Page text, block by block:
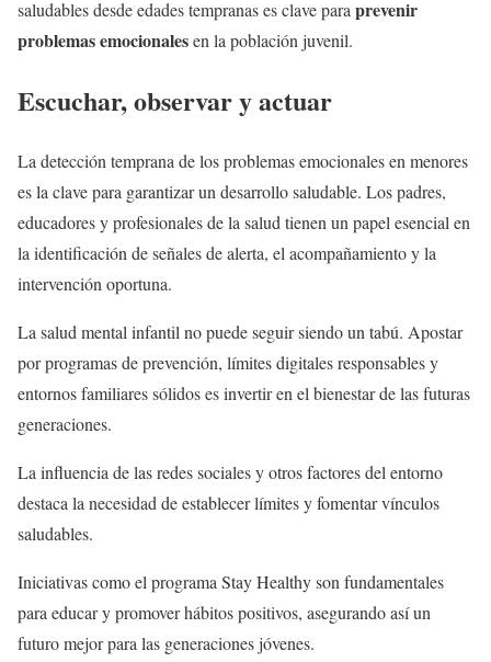
saludables desde edades tempranas es clave para prevenir
problemas emocionalesen la población juvenil.
Escuchar, observar y actuar
La detección temprana de los problemas emocionales en menores
es la clave para garantizar un desarrollo saludable. Los padres,
educadores y profesionales de la salud tienen un papel esencial en
la identificación de señales de alerta, el acompañamiento y la
intervención oportuna.
La salud mental infantil no puede seguir siendo un tabú. Apostar
por programas de prevención, límites digitales responsables y
entornos familiares sólidos es invertir en el bienestar de las futuras
generaciones.
La influencia de las redes sociales y otros factores del entorno
destaca la necesidad de establecer límites y fomentar vínculos
saludables.
Iniciativas como el programa Stay Healthy son fundamentales
para educar y promover hábitos positivos, asegurando así un
futuro mejor para las generaciones jóvenes.